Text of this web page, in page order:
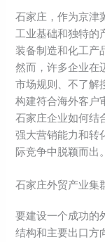
石家庄，作为京津
工业基础和独特的
装备制造和化工产
然而，许多企业在
市场规则、不了解
构建符合海外客户
石家庄企业如何结
强大营销能力和转
际竞争中脱颖而出。
石家庄外贸产业集
要建设一个成功的
结构和主要出口方